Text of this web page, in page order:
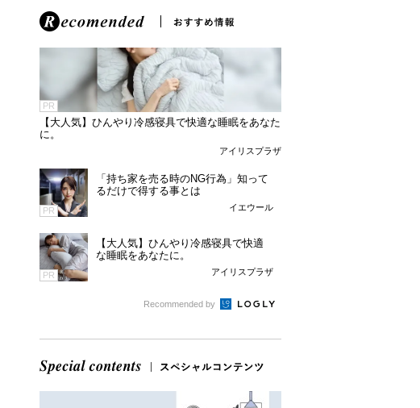
PR
【大人気】ひんやり冷感寝具で快適な睡眠をあなた
に。
アイリスプラザ
PR
「持ち家を売る時のNG行為」知って
るだけで得する事とは
イエウール
PR
【大人気】ひんやり冷感寝具で快適
な睡眠をあなたに。
アイリスプラザ
Recommended by